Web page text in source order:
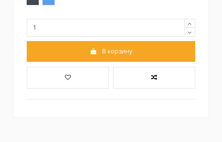
В корзину